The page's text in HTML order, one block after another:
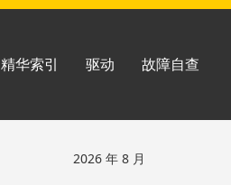
精华索引 驱动 故障自查
2026 年 8 月